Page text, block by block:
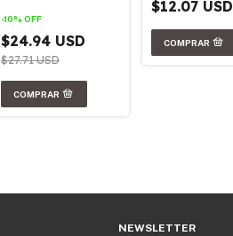
-10% OFF
$24.94 USD
$27.71 USD
$12.07 USD
NEWSLETTER